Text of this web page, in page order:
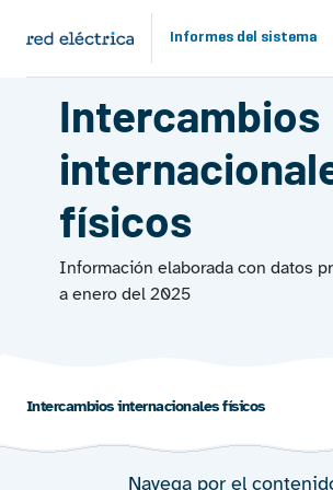
Pasar al contenido principal
Informes del sistema
Intercambios
físicos
Información elaborada con datos
a enero del 2025
Intercambios internacionales físicos
Navega por el